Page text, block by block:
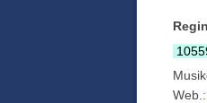
Web.: